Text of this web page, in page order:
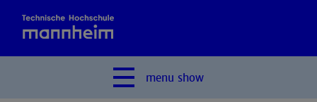
menu show